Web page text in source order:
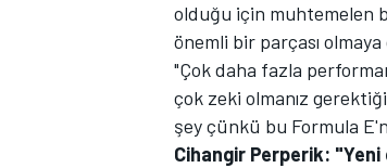
MOTOSİKLET
olduğu için muhtemelen
önemli bir parçası
"Çok daha fazla
çok zeki olmanız
şey çünkü bu Formula
Cihangir Perperik: